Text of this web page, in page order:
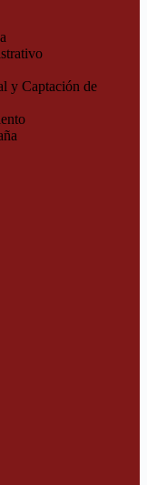
y Captación de